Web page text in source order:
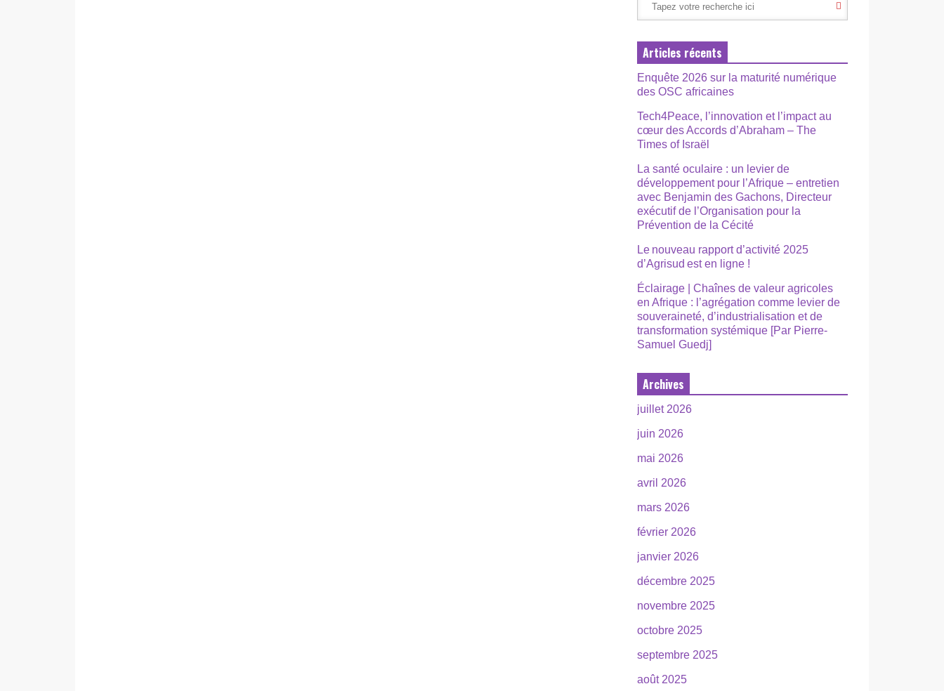
Articles récents
Enquête 2026 sur la maturité numérique
des OSC africaines
Tech4Peace, l’innovation et l’impact au
cœur des Accords d’Abraham – The
Times of Israël
La santé oculaire : un levier de
développement pour l’Afrique – entretien
avec Benjamin des Gachons, Directeur
exécutif de l’Organisation pour la
Prévention de la Cécité
Le nouveau rapport d’activité 2025
d’Agrisud est en ligne !
Éclairage | Chaînes de valeur agricoles
en Afrique : l’agrégation comme levier de
souveraineté, d’industrialisation et de
transformation systémique [Par Pierre-
Samuel Guedj]
Archives
juillet 2026
juin 2026
mai 2026
avril 2026
mars 2026
février 2026
janvier 2026
décembre 2025
novembre 2025
octobre 2025
septembre 2025
août 2025